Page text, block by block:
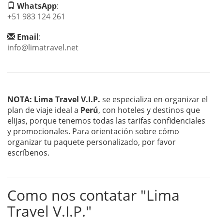
WhatsApp:
+51 983 124 261
Email:
info@limatravel.net
NOTA: Lima Travel V.I.P. se especializa en organizar el
plan de viaje ideal a Perú, con hoteles y destinos que
elijas, porque tenemos todas las tarifas confidenciales
y promocionales. Para orientación sobre cómo
organizar tu paquete personalizado, por favor
escríbenos.
Como nos contatar "Lima
Travel V.I.P."